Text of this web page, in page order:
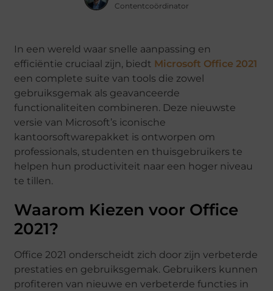
Contentcoördinator
In een wereld waar snelle aanpassing en
efficiëntie cruciaal zijn, biedt Microsoft Office 2021
een complete suite van tools die zowel
gebruiksgemak als geavanceerde
functionaliteiten combineren. Deze nieuwste
versie van Microsoft’s iconische
kantoorsoftwarepakket is ontworpen om
professionals, studenten en thuisgebruikers te
helpen hun productiviteit naar een hoger niveau
te tillen.
Waarom Kiezen voor Office
2021?
Office 2021 onderscheidt zich door zijn verbeterde
prestaties en gebruiksgemak. Gebruikers kunnen
profiteren van nieuwe en verbeterde functies in